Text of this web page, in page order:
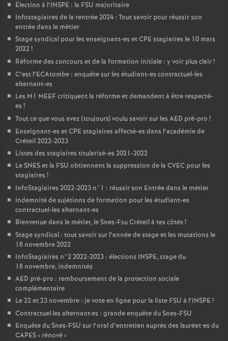
Élection à l’INSPE : la FSU majoritaire
Infostagiaires de la rentrée 2024 : Tout savoir pour réussir son
entrée dans le métier
Stage syndical pour les enseignant-es etCPE stagiaires le 10 mars
2022!
Réforme des concours et de la formation initiale : y voir plus clair!
C’est l’ECAtombe : enquête sur les étudiant-es contractuel-les
alternant-es
Les M1 MEEFcritiquent la réforme et demandent à être respecté-
es !
Tout ce que vous avez (toujours) voulu savoir sur les AED pré-pro !
Enseignant-es etCPE stagiaires affecté-es dans l’académie de
Créteil 2022-2023
Listes des stagiaires titularisé-es 2021-2022
LeSNESet la FSU obtiennent la suppression de la CVEC pour les
stagiaires !
InfoStagiaires 2022-2023 n°1 : réussir son Entrée dans le métier
Indemnité de sujétions de formation pour les étudiant-es
contractuel-les alternant-es
Bienvenue dans le métier, le Snes-Fsu Créteil à tes côtés !
Stage syndical : tout savoir sur l’année de stage et les mutations le
18 novembre 2022
InfoStagiaires n°2 2022-2023 : élections INSPE, stage du
18 novembre, indemnités
AED pré-pro : remboursement de la protection sociale
complémentaire
Le 22 et 23 novembre : je vote en ligne pour la liste FSU à l’INSPE !
Contractuel·les alternant·es : grande enquête du Snes-FSU
Enquête du Snes-FSU sur l’oral d’entretien auprès des lauréat•es du
CAPES« rénové»